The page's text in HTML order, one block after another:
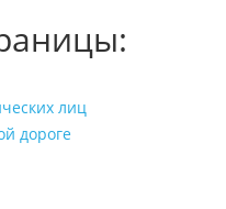
лиц
дороге